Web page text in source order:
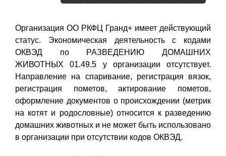
Организация ОО РКФЦ Гранд+ имеет действующий
статус. Экономическая деятельность с кодами
ОКВЭД по РАЗВЕДЕНИЮ ДОМАШНИХ
ЖИВОТНЫХ 01.49.5 у организации отсутствует.
Направление на спаривание, регистрация вязок,
регистрация пометов, актирование пометов,
оформление документов о происхождении (метрик
на котят и родословные) относится к разведению
домашних животных и не может быть использовано
в организации при отсутствии кодов ОКВЭД.